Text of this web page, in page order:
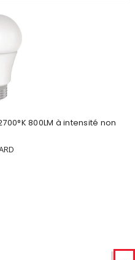
800LM à intensité non